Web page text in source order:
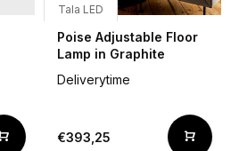
Tala LED
Poise Adjustable Floor
Lamp in Graphite
Deliverytime
€393,25